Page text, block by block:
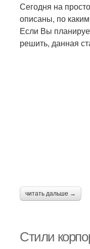
Сегодня на
описаны, по
Если Вы
решить, данная
читать дальше →
Стили